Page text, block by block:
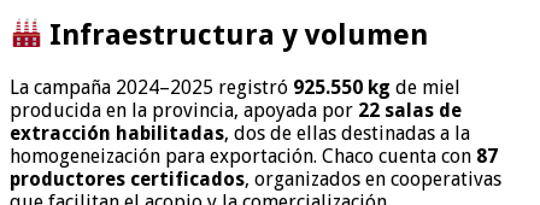
Infraestructura y volumen
La campaña 2024–2025 registró 925.550 kg de miel
producida en la provincia, apoyada por 22 salas de
extracción habilitadas, dos de ellas destinadas a la
homogeneización para exportación. Chaco cuenta con 87
productores certificados, organizados en cooperativas